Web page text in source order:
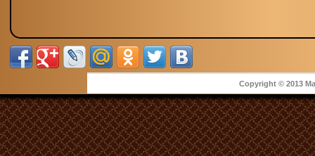
LUX
Numărul camerelor: 5
În cameră sunt pat patrimonial, televizor, condiționer, telefon,
Locuri: 2-4
Copyright © 2013